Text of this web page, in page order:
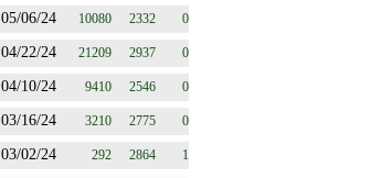
05/06/24 10080 2332 0
04/22/24 21209 2937 0
04/10/24 9410 2546 0
03/16/24 3210 2775 0
03/02/24 292 2864 1